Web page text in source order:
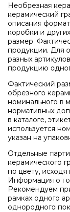
Необрезная
керамический
описания
коробки и
размер.
продукции. Для
разных
продукцию
Фактический
обрезного
номинального в
нормативных
в каталоге,
используется
указан на
Отдельные
керамического
по цвету, исходя
Информация о
Рекомендуем
рамках одного
однородного